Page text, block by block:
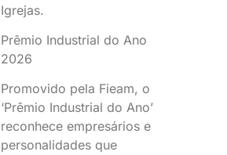
Igrejas.
Prêmio Industrial do Ano
2026
Promovido pela Fieam, o
‘Prêmio Industrial do Ano’
reconhece empresários e
personalidades que